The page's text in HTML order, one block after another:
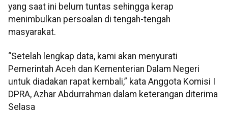
yang saat ini belum tuntas sehingga kerap
menimbulkan persoalan di tengah-tengah
masyarakat.
“Setelah lengkap data, kami akan menyurati
Pemerintah Aceh dan Kementerian Dalam Negeri
untuk diadakan rapat kembali,” kata Anggota Komisi I
DPRA, Azhar Abdurrahman dalam keterangan diterima
Selasa